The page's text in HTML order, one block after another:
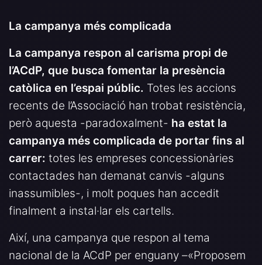
La campanya més complicada
La campanya respon al carisma propi de
l’ACdP, que busca fomentar la presència
catòlica en l’espai públic. Totes les accions
recents de l’Associació han trobat resistència,
però aquesta -paradoxalment- ha estat la
campanya més complicada de portar fins al
carrer: totes les empreses concessionàries
contactades han demanat canvis -alguns
inassumibles-, i molt poques han accedit
finalment a instal·lar els cartells.
Així, una campanya que respon al tema
nacional de la ACdP per enguany –«Proposem